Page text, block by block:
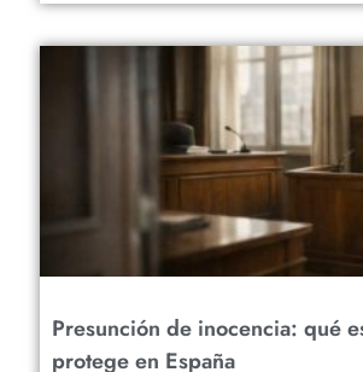
Presunción de inocencia: qué
protege en España